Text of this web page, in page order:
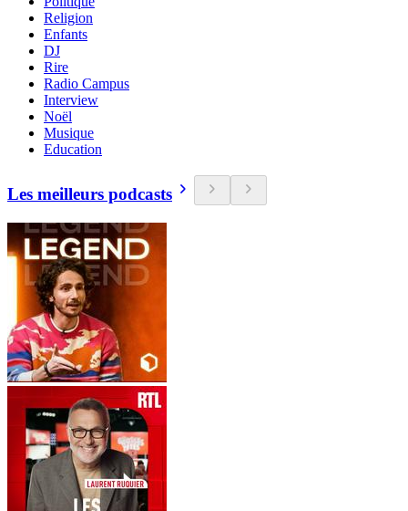
Religion
Enfants
DJ
Rire
Radio Campus
Interview
Noël
Musique
Education
Les meilleurs podcasts